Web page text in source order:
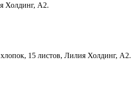
Холдинг, А2.
15 листов, Лилия Холдинг, А2.